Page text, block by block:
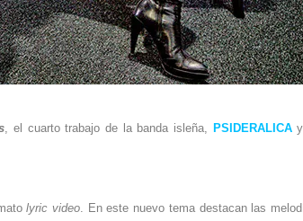
, el cuarto trabajo de la banda isleña, PSIDERALICAy
lyric video. En este nuevo tema destacan las